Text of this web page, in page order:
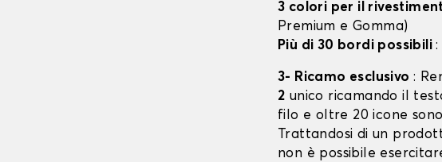
3 colori per il
Premium e Gomma)
Più di 30 bordi possibili:
3- Ricamo esclusivo :
2 unico ricamando il
filo e oltre 20 icone
Trattandosi di un
non è possibile